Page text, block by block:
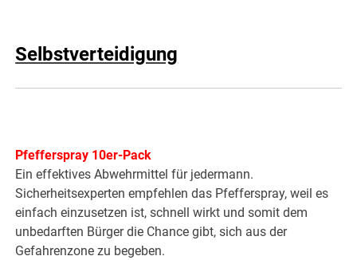
Selbstverteidigung
Pfefferspray 10er-Pack
Ein effektives Abwehrmittel für jedermann.
Sicherheitsexperten empfehlen das Pfefferspray, weil es
einfach einzusetzen ist, schnell wirkt und somit dem
unbedarften Bürger die Chance gibt, sich aus der
Gefahrenzone zu begeben.